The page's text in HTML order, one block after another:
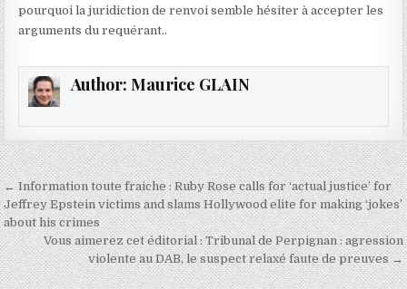
pourquoi la juridiction de renvoi semble hésiter à accepter les
arguments du requérant..
Author: Maurice GLAIN
Navigation
de
l’article
← Information toute fraiche : Ruby Rose calls for ‘actual justice’ for
Jeffrey Epstein victims and slams Hollywood elite for making ‘jokes’
about his crimes
Vous aimerez cet éditorial : Tribunal de Perpignan : agression
violente au DAB, le suspect relaxé faute de preuves →